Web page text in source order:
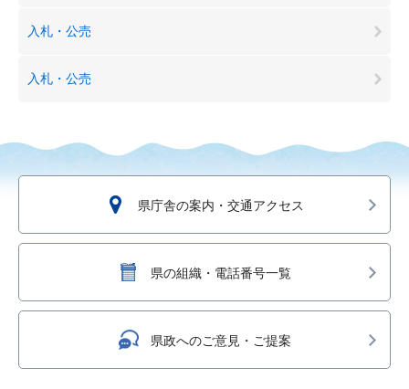
入札・公売
入札・公売
県庁舎の案内・交通アクセス
県の組織・電話番号一覧
県政へのご意見・ご提案